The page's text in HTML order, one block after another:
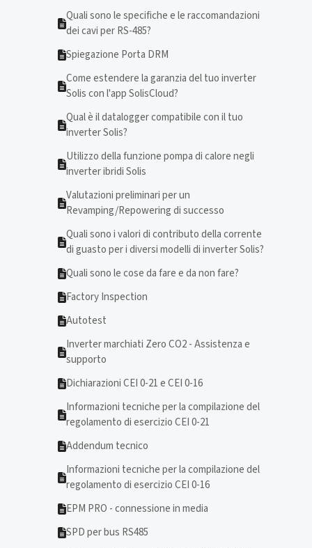
Quali sono le specifiche e le raccomandazioni
dei cavi per RS-485?
Spiegazione Porta DRM
Come estendere la garanzia del tuo inverter
Solis con l'app SolisCloud?
Qual è il datalogger compatibile con il tuo
inverter Solis?
Utilizzo della funzione pompa di calore negli
inverter ibridi Solis
Valutazioni preliminari per un
Revamping/Repowering di successo
Quali sono i valori di contributo della corrente
di guasto per i diversi modelli di inverter Solis?
Quali sono le cose da fare e da non fare?
Factory Inspection
Autotest
Inverter marchiati Zero CO2 - Assistenza e
supporto
Dichiarazioni CEI 0-21 e CEI 0-16
Informazioni tecniche per la compilazione del
regolamento di esercizio CEI 0-21
Addendum tecnico
Informazioni tecniche per la compilazione del
regolamento di esercizio CEI 0-16
EPM PRO - connessione in media
SPD per bus RS485